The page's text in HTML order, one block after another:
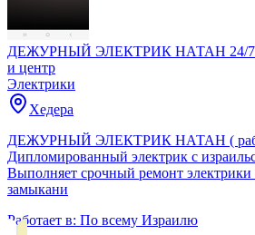
ДЕЖУРНЫЙ ЭЛЕКТРИК НАТАН 24/7
и центр
Электрики
Хедера
ДЕЖУРНЫЙ ЭЛЕКТРИК НАТАН (
Дипломированный электрик с
Выполняет срочный ремонт электрики
замыкани
Работает в: По всему Израилю